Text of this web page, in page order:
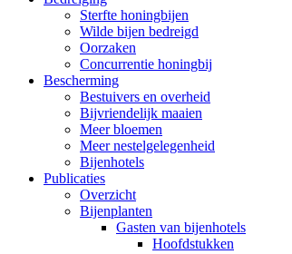
Sterfte honingbijen
Wilde bijen bedreigd
Oorzaken
Concurrentie honingbij
Bescherming
Bestuivers en overheid
Bijvriendelijk maaien
Meer bloemen
Meer nestelgelegenheid
Bijenhotels
Publicaties
Overzicht
Bijenplanten
Gasten van bijenhotels
Hoofdstukken